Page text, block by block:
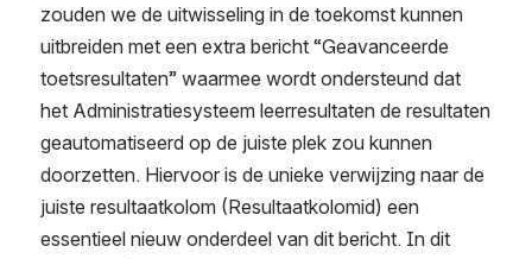
zouden we de uitwisseling in de toekomst kunnen
uitbreiden met een extra bericht “Geavanceerde
toetsresultaten” waarmee wordt ondersteund dat
het Administratiesysteem leerresultaten de resultaten
geautomatiseerd op de juiste plek zou kunnen
doorzetten. Hiervoor is de unieke verwijzing naar de
juiste resultaatkolom (Resultaatkolomid) een
essentieel nieuw onderdeel van dit bericht. In dit